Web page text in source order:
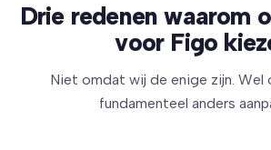
Drie redenen waarom
voor Figo
Niet omdat wij de enige zijn. Wel
fundamenteel anders